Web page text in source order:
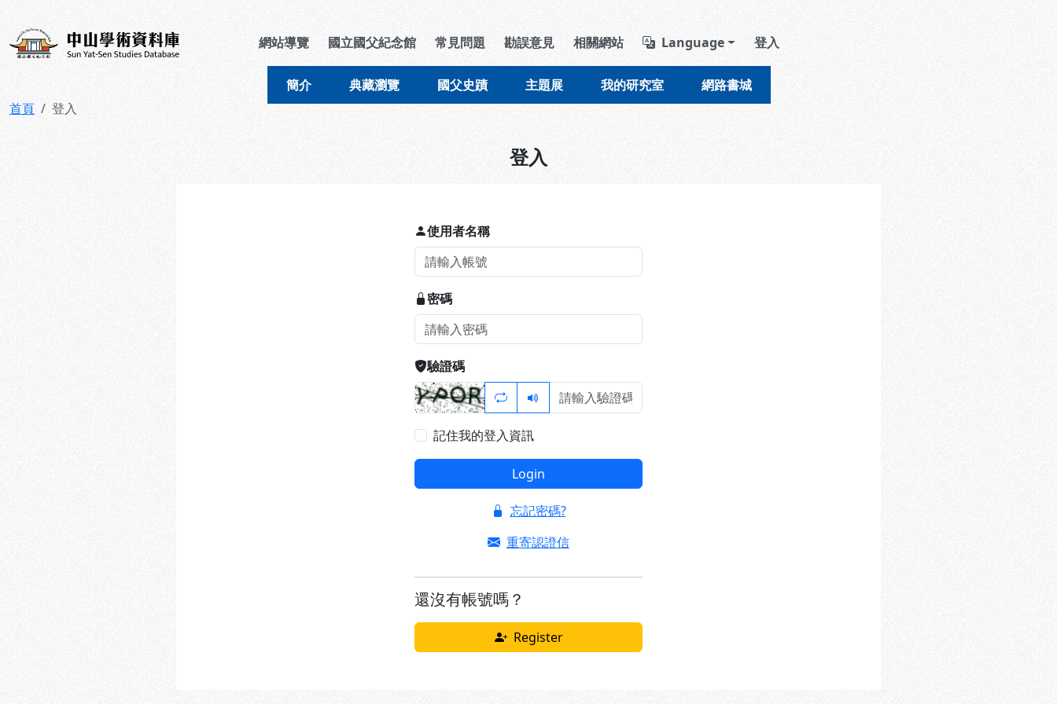
中山學術資料庫 導覽列區塊
網站導覽 國立國父紀念館 常見問題 勘誤意見 相關網站 Language 登入
簡介 典藏瀏覽 國父史蹟 主題展 我的研究室 網路書城
首頁 登入
登入
使用者名稱
密碼
驗證碼
記住我的登入資訊
Login
忘記密碼?
重寄認證信
還沒有帳號嗎？
Register